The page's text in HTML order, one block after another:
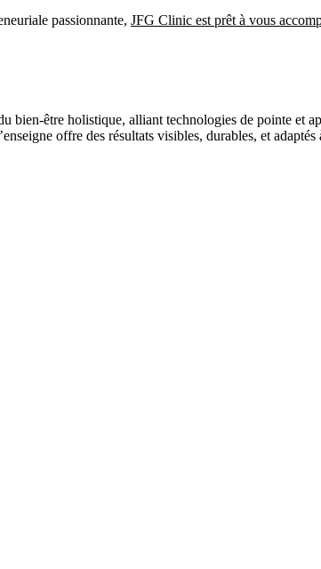
passionnante, JFG Clinic est prêt à vous
être holistique, alliant technologies de pointe et
offre des résultats visibles, durables, et